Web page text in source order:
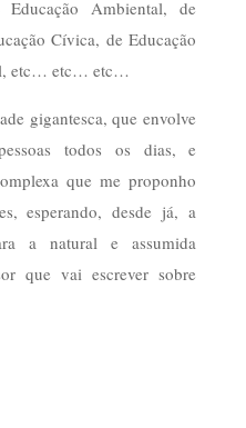
Educação Ambiental, de
Cívica, de Educação
etc… etc… etc…
gigantesca, que envolve
todos os dias, e
que me proponho
esperando, desde já, a
a natural e assumida
que vai escrever sobre